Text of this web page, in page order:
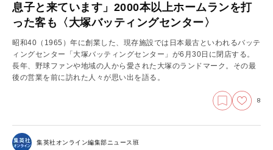
息子と来ています」2000本以上ホームランを打
った客も〈大塚バッティングセンター〉
昭和40（1965）年に創業した、現存施設では日本最古といわれるバッテ
ィングセンター「大塚バッティングセンター」が6月30日に閉店する。
長年、野球ファンや地域の人から愛された大塚のランドマーク。その最
後の営業を前に訪れた人々が思い出を語る。
8
集英社オンライン編集部ニュース班